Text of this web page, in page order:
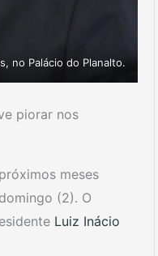
no Palácio do Planalto.
piorar nos
meses
(2). O
Luiz Inácio